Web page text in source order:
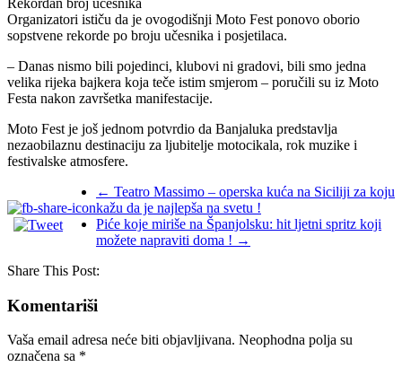
Rekordan broj učesnika
Organizatori ističu da je ovogodišnji Moto Fest ponovo oborio
sopstvene rekorde po broju učesnika i posjetilaca.
– Danas nismo bili pojedinci, klubovi ni gradovi, bili smo jedna
velika rijeka bajkera koja teče istim smjerom – poručili su iz Moto
Festa nakon završetka manifestacije.
Moto Fest je još jednom potvrdio da Banjaluka predstavlja
nezaobilaznu destinaciju za ljubitelje motocikala, rok muzike i
festivalske atmosfere.
← Teatro Massimo – operska kuća na Siciliji za koju
kažu da je najlepša na svetu !
Piće koje miriše na Španjolsku: hit ljetni spritz koji
možete napraviti doma ! →
Share This Post:
Komentariši
Vaša email adresa neće biti objavljivana. Neophodna polja su
označena sa *